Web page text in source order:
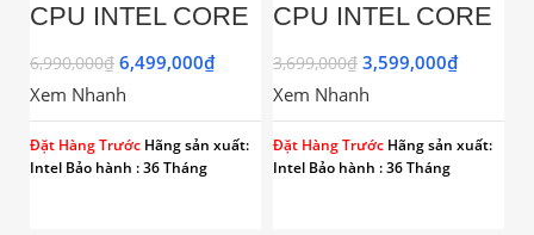
CPU INTEL CORE
4.60GHZ, 10 NHÂN
16 LUỒNG,18MB
CACHE, RAPTOR
LAKE)
6,990,000₫ 6,499,000₫
Xem Nhanh
Đặt Hàng Trước Hãng sản xuất:
Intel Bảo hành : 36 Tháng
CPU INTEL CORE
4.5 GHZ | 4 NHÂN |
8 LUỒNG |
SOCKET 1700)
3,699,000₫ 3,599,000₫
Xem Nhanh
Đặt Hàng Trước Hãng sản xuất:
Intel Bảo hành : 36 Tháng